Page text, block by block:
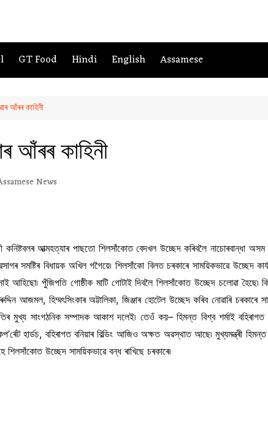
GT Food Hindi English Assamese
আঁৰৰ কাহিনী
আঁৰৰ কাহিনী
News
আত্মহত্যাৰ পাছতো শিলসাঁকোত বেদখল উচ্ছেদ কৰিবলৈ নাচোৰবান্ধা
সমষ্টিৰ বিধায়ক অখিল গগৈয়ে৷ শিলসাঁকো বিলত চৰকাৰে সাময়িকভাৱে উচ্ছেদ
আহিছো৷ পুঁজিপতি গোষ্ঠীক মাটি গোটাই দিবলৈ শিলসাঁকোত উচ্ছেদ চলোৱা হৈছে৷
আজমল, হিম্মৎসিংকাৰ অট্টালিকা, জিঞ্জাৰ হোটেল উচ্ছেদ কৰিব নোৱাৰি
মুখ্য সাংগঠনিক সম্পাদক আকাশ দলেই৷ তেওঁ কয়– হিমন্ত বিশ্ব শৰ্মাই বহিৰাগত
হাৰ্ডচ, বহিৰাগত বনিয়াৰ বিল্ডিং আজিও অক্ষত অৱস্থাত আছে৷ মুখ্যমন্ত্ৰী
উচ্ছেদ সাময়িকভাৱে বন্ধ ৰাখিছে চৰকাৰে৷